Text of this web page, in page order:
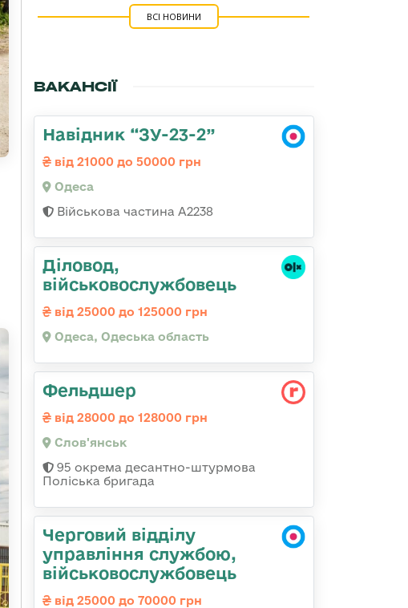
ВСІ НОВИНИ
ВАКАНСІЇ
Навідник “ЗУ-23-2”
від 21000 до 50000 грн
Одеса
Військова частина А2238
Діловод,
військовослужбовець
від 25000 до 125000 грн
Одеса, Одеська область
Фельдшер
від 28000 до 128000 грн
Слов'янськ
95 окрема десантно-штурмова
Поліська бригада
Черговий відділу
управління службою,
військовослужбовець
від 25000 до 70000 грн